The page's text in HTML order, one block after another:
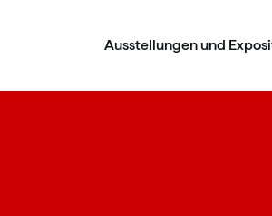
Ausstellungen und